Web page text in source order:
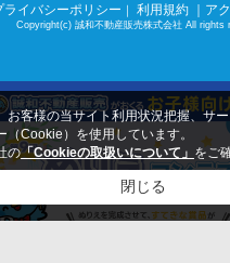
ライバシーポリシー ｜ 利用規約 ｜ア
Copyright(c) 誠和不動産販売株式会社 All rights
お客様の当サイト利用状況把握、サ
（Cookie）を使用しています。
の「Cookieの取扱いについて」 をご
閉じる